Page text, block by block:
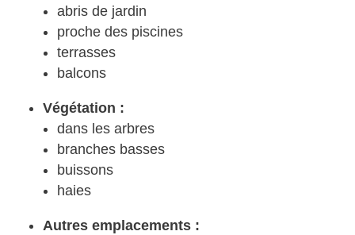
abris de jardin
proche des piscines
terrasses
balcons
Végétation :
dans les arbres
branches basses
buissons
haies
Autres emplacements :